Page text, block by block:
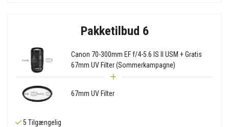
Pakketilbud 6
Canon 70-300mm EF f/4-5.6 IS II USM + Gratis
67mm UV Filter (Sommerkampagne)
67mm UV Filter
5 Tilgængelig